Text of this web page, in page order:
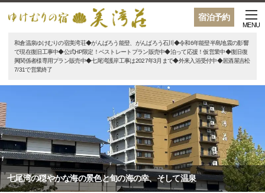
宿泊予約
MENU
和倉温泉ゆけむりの宿美湾荘◆がんばろう能登、がんばろう石川◆令和6年能登半島地震の影響
で現在復旧工事中◆公式HP限定！ベストレートプラン販売中◆泊って応援！仮営業中◆復旧復
興関係者様専用プラン販売中◆七尾湾護岸工事は2027年3月まで◆外来入浴受付中◆居酒屋吉松
7/31で営業終了
七尾湾の穏やかな海の景色と旬の海の幸、そして温泉